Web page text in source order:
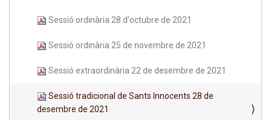
Sessió ordinària 28 d'octubre de 2021
Sessió ordinària 25 de novembre de 2021
Sessió extraordinària 22 de desembre de 2021
Sessió tradicional de Sants Innocents 28 de
desembre de 2021